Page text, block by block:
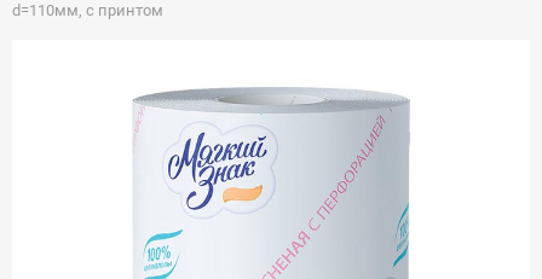
d=110мм, с принтом